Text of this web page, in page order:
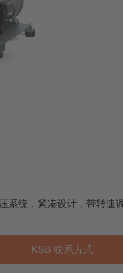
系统，紧凑设计，带转速
KSB 联系方式